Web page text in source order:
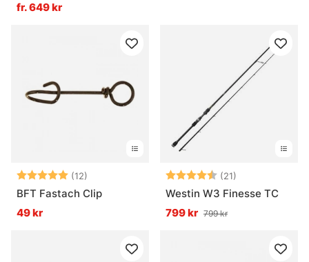
fr. 649 kr
Betyg: (12)
5.0 utav 5 stjärnor
BFT Fastach Clip
49 kr
Betyg: (21)
Westin W3 Finesse TC
799 kr 799 kr